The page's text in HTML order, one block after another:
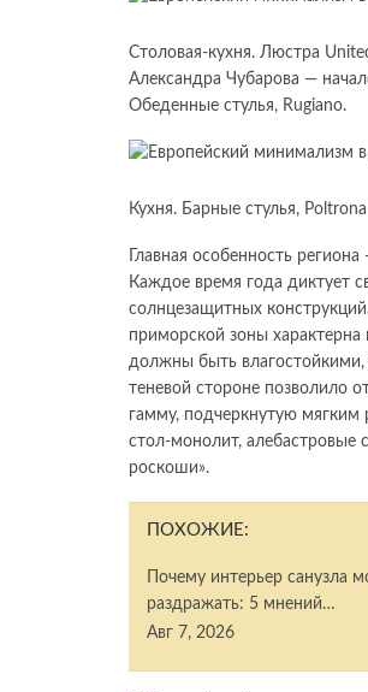
Столовая-кухня. Люстра
Александра Чубарова —
Обеденные стулья, Rugiano.
Кухня. Барные стулья,
Главная особенность
Каждое время года диктует
солнцезащитных
приморской зоны
должны быть
теневой стороне позволило
гамму, подчеркнутую
стол-монолит, алебастровые
роскоши».
ПОХОЖИЕ:
Почему интерьер санузла
раздражать: 5 мнений…
Авг 7, 2026